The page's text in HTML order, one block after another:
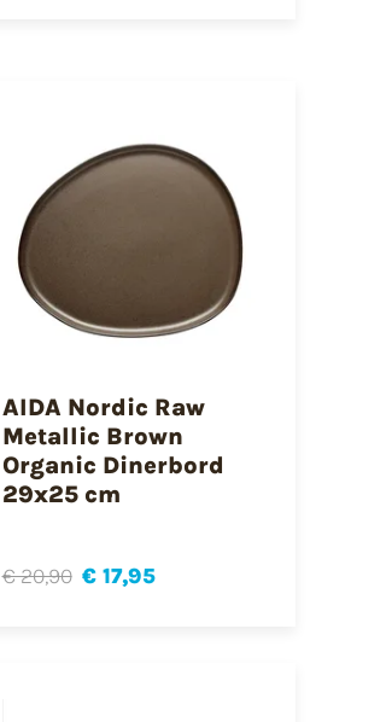
AIDA Nordic Raw
Metallic Brown
Organic Dinerbord
29x25 cm
€ 20,90 € 17,95